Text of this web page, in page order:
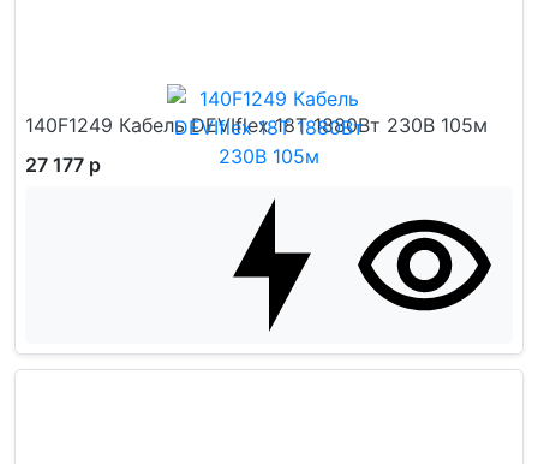
140F1249 Кабель DEVIflex 18T 1880Вт 230В 105м
27 177 р